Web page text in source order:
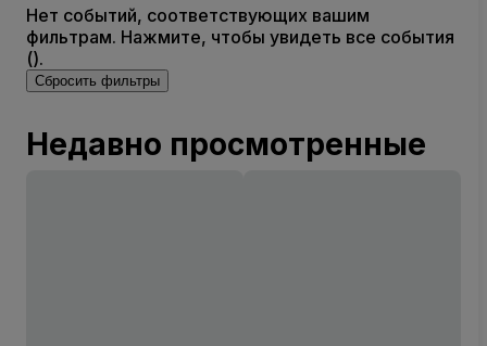
Нет событий, соответствующих вашим
фильтрам. Нажмите, чтобы увидеть все события
().
Сбросить фильтры
Недавно просмотренные